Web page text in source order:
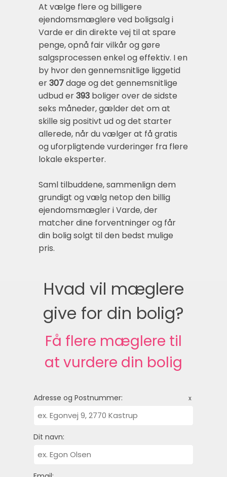
At vælge flere og billigere
ejendomsmæglere ved boligsalg i
Varde er din direkte vej til at spare
penge, opnå fair vilkår og gøre
salgsprocessen enkel og effektiv. I en
by hvor den gennemsnitlige liggetid
er307dage og det gennemsnitlige
udbud er393 boliger over de sidste
seks måneder, gælder det om at
skille sig positivt ud og det starter
allerede, når du vælger at få gratis
og uforpligtende vurderinger fra flere
lokale eksperter.
Saml tilbuddene, sammenlign dem
grundigt og vælg netop den billig
ejendomsmægler i Varde, der
matcher dine forventninger og får
din bolig solgt til den bedst mulige
pris.
Hvad vil mæglere
give for din bolig?
Få flere mæglere til
at vurdere din bolig
Adresse og Postnummer: x
Dit navn: